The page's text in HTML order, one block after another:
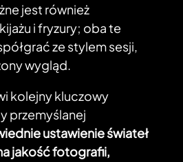
jest również
i fryzury; oba te
ze stylem sesji,
wygląd.
kolejny kluczowy
przemyślanej
ustawienie świateł
jakość fotografii,